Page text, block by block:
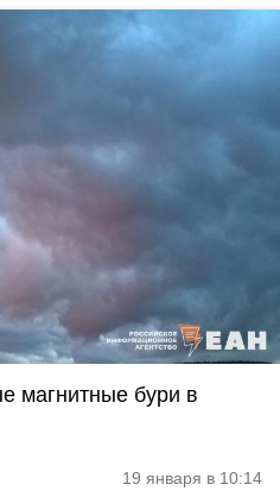
магнитные бури в
19 января в 10:14